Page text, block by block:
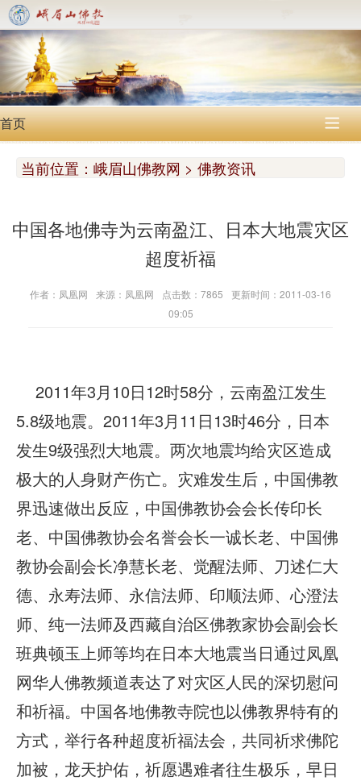
首页 
当前位置： 峨眉山佛教网 > 佛教资讯
中国各地佛寺为云南盈江、日本大地震灾区
超度祈福
作者：凤凰网 来源：凤凰网 点击数：7865
更新时间：2011-03-16
09:05
2011年3月10日12时58分，云南盈江发生
5.8级地震。2011年3月11日13时46分，日本
发生9级强烈大地震。两次地震均给灾区造成
极大的人身财产伤亡。灾难发生后，中国佛教
界迅速做出反应，中国佛教协会会长传印长
老、中国佛教协会名誉会长一诚长老、中国佛
教协会副会长净慧长老、觉醒法师、刀述仁大
德、永寿法师、永信法师、印顺法师、心澄法
师、纯一法师及西藏自治区佛教家协会副会长
班典顿玉上师等均在日本大地震当日通过凤凰
网华人佛教频道表达了对灾区人民的深切慰问
和祈福。中国各地佛教寺院也以佛教界特有的
方式，举行各种超度祈福法会，共同祈求佛陀
加被，龙天护佑，祈愿遇难者往生极乐，早日